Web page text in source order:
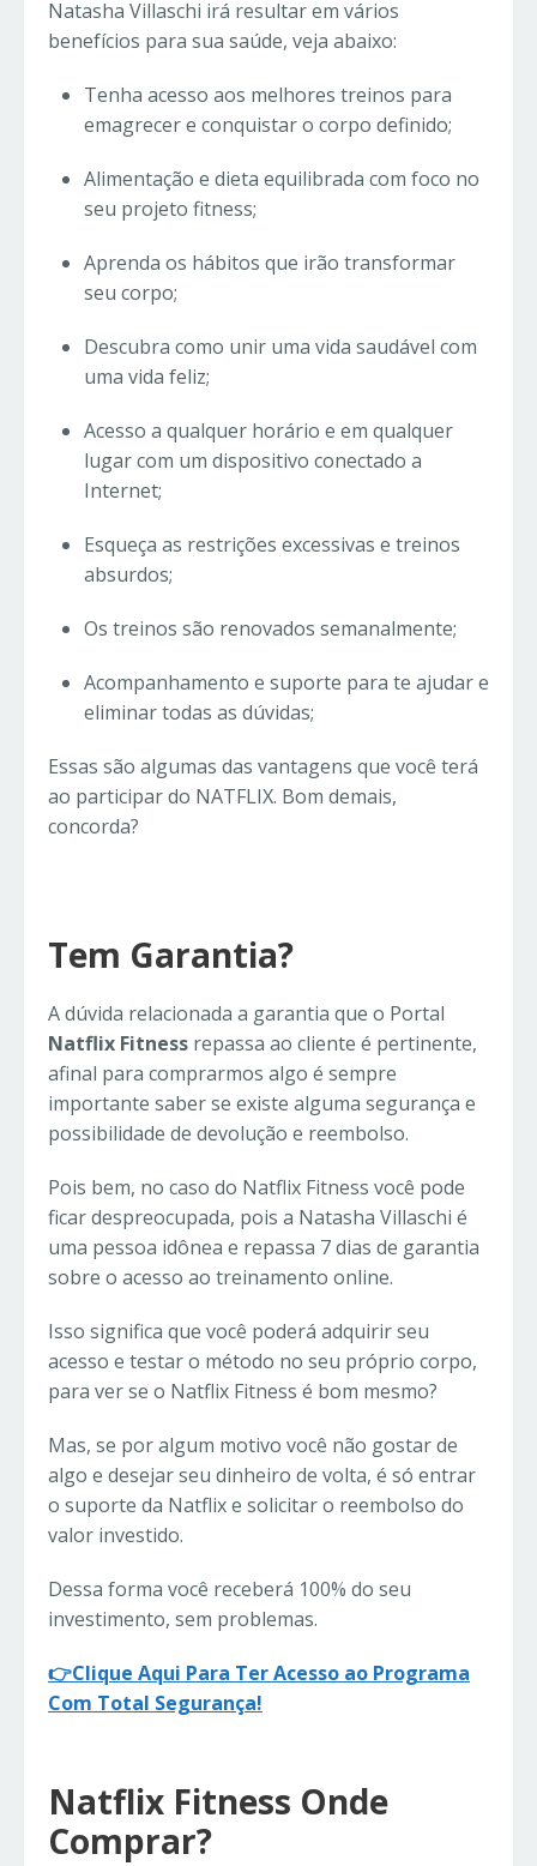
Natasha Villaschi irá resultar em vários
benefícios para sua saúde, veja abaixo:
Tenha acesso aos melhores treinos para
emagrecer e conquistar o corpo definido;
Alimentação e dieta equilibrada com foco no
seu projeto fitness;
Aprenda os hábitos que irão transformar
seu corpo;
Descubra como unir uma vida saudável com
uma vida feliz;
Acesso a qualquer horário e em qualquer
lugar com um dispositivo conectado a
Internet;
Esqueça as restrições excessivas e treinos
absurdos;
Os treinos são renovados semanalmente;
Acompanhamento e suporte para te ajudar e
eliminar todas as dúvidas;
Essas são algumas das vantagens que você terá
ao participar do NATFLIX. Bom demais,
concorda?
Tem Garantia?
A dúvida relacionada a garantia que o Portal
Natflix Fitness repassa ao cliente é pertinente,
afinal para comprarmos algo é sempre
importante saber se existe alguma segurança e
possibilidade de devolução e reembolso.
Pois bem, no caso do Natflix Fitness você pode
ficar despreocupada, pois a Natasha Villaschi é
uma pessoa idônea e repassa 7 dias de garantia
sobre o acesso ao treinamento online.
Isso significa que você poderá adquirir seu
acesso e testar o método no seu próprio corpo,
para ver se o Natflix Fitness é bom mesmo?
Mas, se por algum motivo você não gostar de
algo e desejar seu dinheiro de volta, é só entrar
o suporte da Natflix e solicitar o reembolso do
valor investido.
Dessa forma você receberá 100% do seu
investimento, sem problemas.
👉Clique Aqui Para Ter Acesso ao Programa
Com Total Segurança!
Natflix Fitness Onde
Comprar?